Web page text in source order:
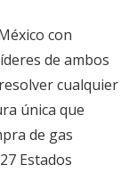
con
de ambos
cualquier
única que
de gas
Estados